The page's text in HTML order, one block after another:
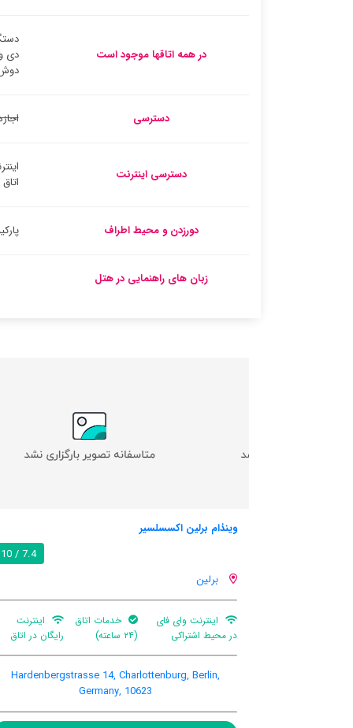
در همه اتاقها موجود است
دی
دسترسی
دسترسی اینترنت
اتاق
دورزدن و محیط اطراف
زبان های راهنمایی در هتل
هتل لوناردو ایرپورت برلین براندنبارگ
بار سونا اتاق بخار
Airport Berlin-Schonefeld,
Berlin, Germany, 12526
مشاهده